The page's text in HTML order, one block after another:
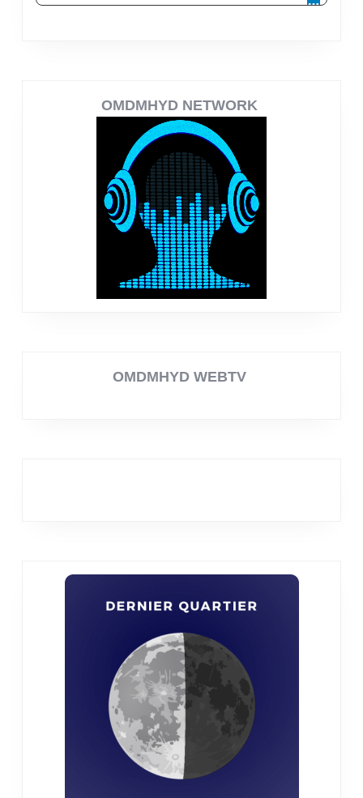
OMDMHYD NETWORK
OMDMHYD WEBTV